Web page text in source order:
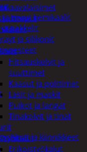
Hitsauskolvit ja
suuttimet
Kaasut ja polttimet
Lasit ja maskit
Puikot ja langat
Tinakolvit ja tinat
Erikoistyökalut
muut kemikaalit
pakkelit
ja silikonit
ja kiinnikkeet